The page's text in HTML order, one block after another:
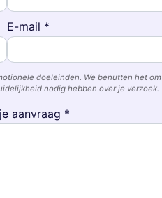
E-mail *
doeleinden. We benutten het om
nodig hebben over je verzoek.
aanvraag *